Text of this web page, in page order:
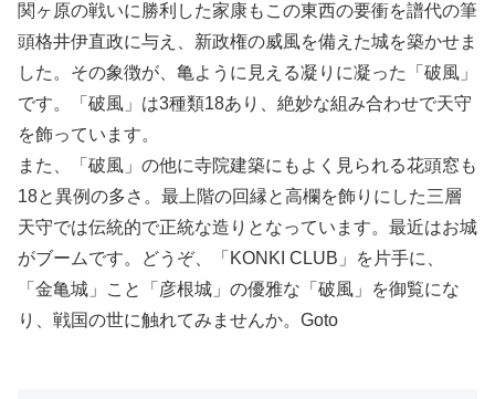
関ヶ原の戦いに勝利した家康もこの東西の要衝を譜代の筆
頭格井伊直政に与え、新政権の威風を備えた城を築かせま
した。その象徴が、亀ように見える凝りに凝った「破風」
です。「破風」は3種類18あり、絶妙な組み合わせで天守
を飾っています。
また、「破風」の他に寺院建築にもよく見られる花頭窓も
18と異例の多さ。最上階の回縁と高欄を飾りにした三層
天守では伝統的で正統な造りとなっています。最近はお城
がブームです。どうぞ、「KONKI CLUB」を片手に、
「金亀城」こと「彦根城」の優雅な「破風」を御覧にな
り、戦国の世に触れてみませんか。Goto